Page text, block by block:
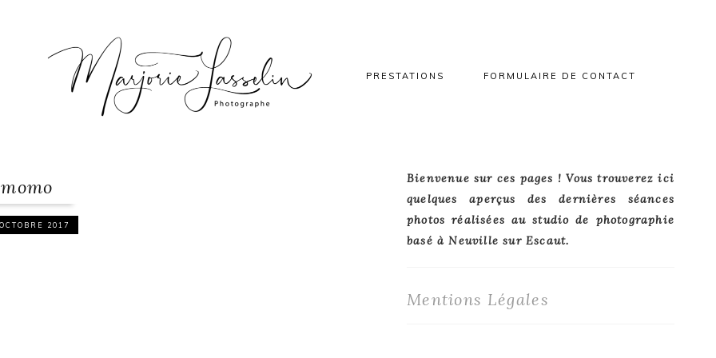
PRESTATIONS FORMULAIRE DE CONTACT
momo
2017
Primary
Sidebar
Bienvenue sur ces pages ! Vous trouverez ici
quelques aperçus des dernières séances
photos réalisées au studio de photographie
basé à Neuville sur Escaut.
Mentions Légales